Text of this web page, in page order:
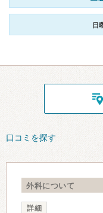
日
口コミを探す
外科について
詳細